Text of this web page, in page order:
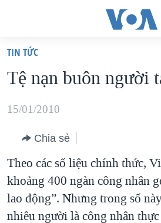
truy
cập
Tới
dung
chính
Tới
điều
hướng
VIỆT NAM
HOA KỲ
BLOG
DIỄN ĐÀN
MỤC
TIN TỨC
Tệ nạn buôn người
15/01/2010
Chia sẻ
Theo các số liệu chính thức,
khoảng 400 ngàn công nhân
lao động”. Nhưng trong số
nhiêu người là công nhân